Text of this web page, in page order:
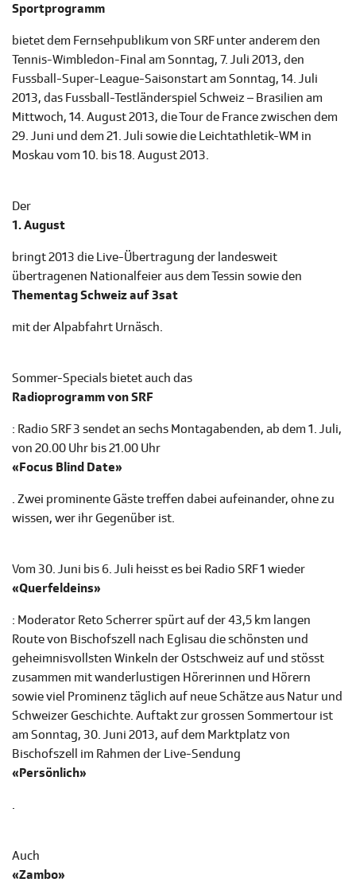
Sportprogramm
bietet dem Fernsehpublikum von SRF unter anderem den
Tennis-Wimbledon-Final am Sonntag, 7. Juli 2013, den
Fussball-Super-League-Saisonstart am Sonntag, 14. Juli
2013, das Fussball-Testländerspiel Schweiz – Brasilien am
Mittwoch, 14. August 2013, die Tour de France zwischen dem
29. Juni und dem 21. Juli sowie die Leichtathletik-WM in
Moskau vom 10. bis 18. August 2013.
Der
1. August
bringt 2013 die Live-Übertragung der landesweit
übertragenen Nationalfeier aus dem Tessin sowie den
Thementag Schweiz auf 3sat
mit der Alpabfahrt Urnäsch.
Sommer-Specials bietet auch das
Radioprogramm von SRF
: Radio SRF 3 sendet an sechs Montagabenden, ab dem 1. Juli,
von 20.00 Uhr bis 21.00 Uhr
«Focus Blind Date»
. Zwei prominente Gäste treffen dabei aufeinander, ohne zu
wissen, wer ihr Gegenüber ist.
Vom 30. Juni bis 6. Juli heisst es bei Radio SRF 1 wieder
«Querfeldeins»
: Moderator Reto Scherrer spürt auf der 43,5 km langen
Route von Bischofszell nach Eglisau die schönsten und
geheimnisvollsten Winkeln der Ostschweiz auf und stösst
zusammen mit wanderlustigen Hörerinnen und Hörern
sowie viel Prominenz täglich auf neue Schätze aus Natur und
Schweizer Geschichte. Auftakt zur grossen Sommertour ist
am Sonntag, 30. Juni 2013, auf dem Marktplatz von
Bischofszell im Rahmen der Live-Sendung
«Persönlich»
.
Auch
«Zambo»